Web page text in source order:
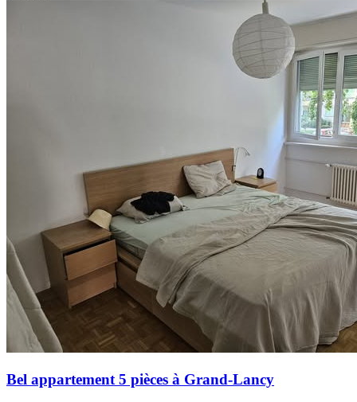
Bel appartement 5 pièces à Grand-Lancy